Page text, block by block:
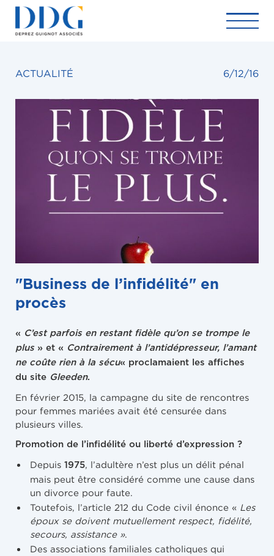
ACTUALITÉ 6/12/16
"Business de l’infidélité" en
procès
« C’est parfois en restant fidèle qu’on se trompe le
plus » et « Contrairement à l’antidépresseur, l’amant
ne coûte rien à la sécu« proclamaient les affiches
du site Gleeden.
En février 2015, la campagne du site de rencontres
pour femmes mariées avait été censurée dans
plusieurs villes.
Promotion de l’infidélité ou liberté d’expression ?
Depuis 1975 , l’adultère n’est plus un délit pénal
mais peut être considéré comme une cause dans
un divorce pour faute.
Toutefois, l’article 212 du Code civil énonce « Les
époux se doivent mutuellement respect, fidélité,
secours, assistance ».
Des associations familiales catholiques qui